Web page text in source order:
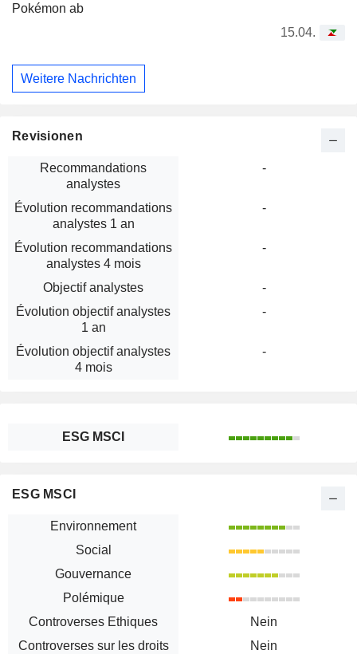
Pokémon ab
15.04.
Weitere Nachrichten
Revisionen
Recommandations
analystes
-
Évolution recommandations
analystes 1 an
-
Évolution recommandations
analystes 4 mois
-
Objectif analystes
-
Évolution objectif analystes
1 an
-
Évolution objectif analystes
4 mois
-
ESG MSCI
ESG MSCI
Environnement
Social
Gouvernance
Polémique
Controverses Ethiques
Nein
Controverses sur les droits
Nein